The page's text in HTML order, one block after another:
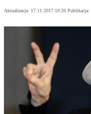
Aktualizacja: 17.11.2017 19:20 Publikacja: